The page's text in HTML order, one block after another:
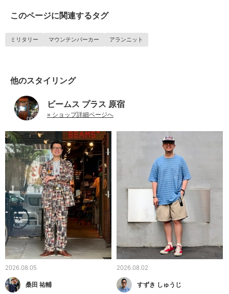
このページに関連するタグ
ミリタリー マウンテンパーカー アランニット
他のスタイリング
ビームス プラス 原宿
» ショップ詳細ページへ
2026.08.05
桑田 祐輔
2026.08.02
すずき しゅうじ